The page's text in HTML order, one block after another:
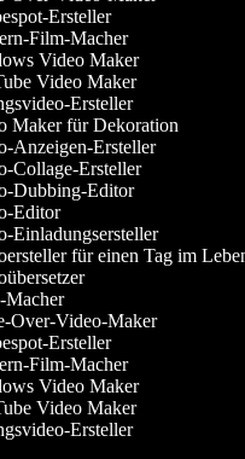
Ersteller
Film-Macher
Video Maker
Video Maker
Ersteller
Maker für Dekoration
Anzeigen-Ersteller
Collage-Ersteller
Dubbing-Editor
Editor
Einladungsersteller
für einen Tag im Leben
Over-Video-Maker
Ersteller
Film-Macher
Video Maker
Video Maker
Ersteller